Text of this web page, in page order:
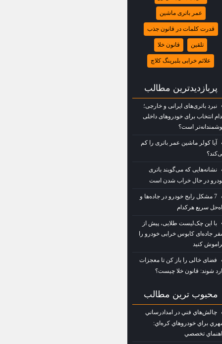
عمر باتری ماشین
قدرت کلمات در قانون جذب
تلقین قانون خلا
علائم خرابی بلبرینگ کلاچ
پربازديدترين مطالب
نبرد باتری‌های ایرانی و خارجی؛
انتخاب برای خودروهای داخلی
است؟
آیا کولر ماشین عمر باتری را کم
نشانه‌هایی که می‌گویند باتری
در حال خراب شدن است
7 مشکل رایج خودرو در جاده‌ها و
سریع هرکدام
با این چک‌لیست طلایی، پیش از
جاده‌ای کابوس خرابی خودرو را
کنید
فضای خالی را باز کن تا معجزات
شوند: قانون خلا چیست؟
محبوب ترين مطالب
چالش‌هاي فني در امدادرساني
براي خودروهاي كره‌اي:
تخصصي